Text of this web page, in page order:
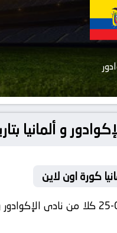
06-25 في دوري دولي, كأس العالم –
كورة اون لاين